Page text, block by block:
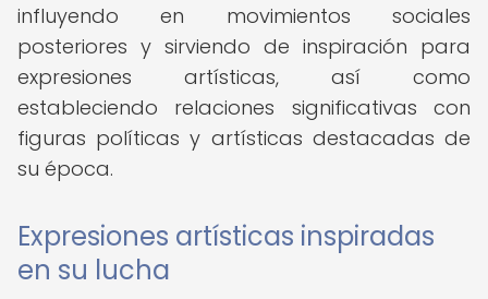
influyendo en movimientos sociales
posteriores y sirviendo de inspiración para
expresiones artísticas, así como
estableciendo relaciones significativas con
figuras políticas y artísticas destacadas de
su época.
Expresiones artísticas inspiradas
en su lucha